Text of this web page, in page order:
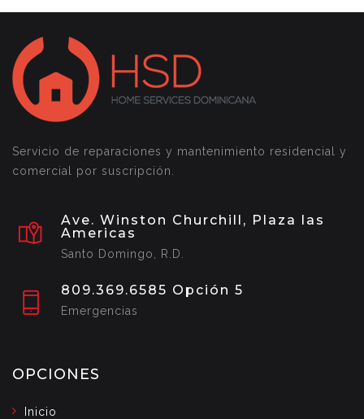
Servicio de reparaciones y mantenimiento residencial y
comercial por suscripción.
Ave. Winston Churchill, Plaza las
Americas
Santo Domingo, R.D.
809.369.6585 Opción 5
Emergencias
OPCIONES
Inicio